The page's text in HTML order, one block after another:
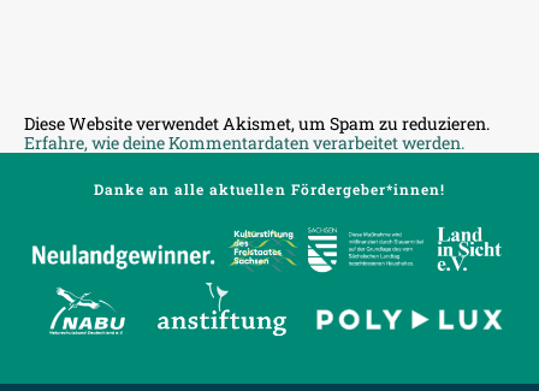
Diese Website verwendet Akismet, um Spam zu reduzieren.
Erfahre, wie deine Kommentardaten verarbeitet werden.
Danke an alle aktuellen Fördergeber*innen!